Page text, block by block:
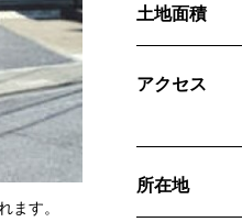
ます。
土地面積
アクセス
所在地